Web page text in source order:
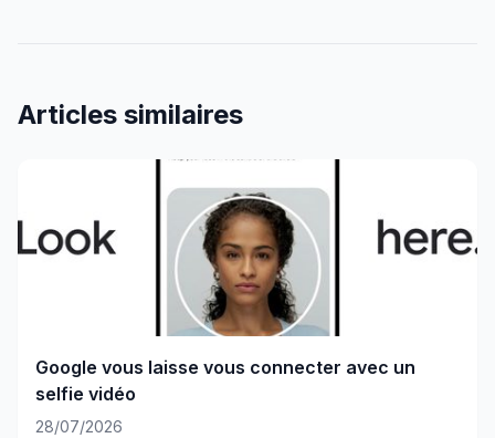
Articles similaires
Google vous laisse vous connecter avec un
selfie vidéo
28/07/2026